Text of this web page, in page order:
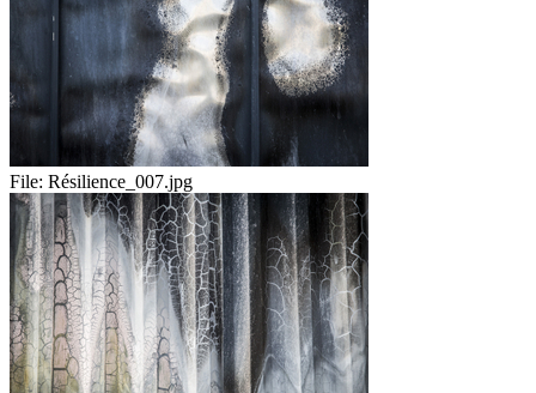
File: Résilience_007.jpg